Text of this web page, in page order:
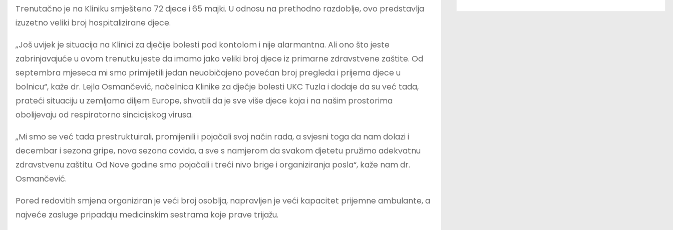
Trenutačno je na Kliniku smješteno 72 djece i 65 majki. U odnosu na prethodno razdoblje, ovo predstavlja
izuzetno veliki broj hospitalizirane djece.
„Još uvijek je situacija na Klinici za dječije bolesti pod kontolom i nije alarmantna. Ali ono što jeste
zabrinjavajuće u ovom trenutku jeste da imamo jako veliki broj djece iz primarne zdravstvene zaštite. Od
septembra mjeseca mi smo primijetili jedan neuobičajeno povećan broj pregleda i prijema djece u
bolnicu“, kaže dr. Lejla Osmančević, načelnica Klinike za dječje bolesti UKC Tuzla i dodaje da su već tada,
prateći situaciju u zemljama diljem Europe, shvatili da je sve više djece koja i na našim prostorima
obolijevaju od respiratorno sincicijskog virusa.
„Mi smo se već tada prestruktuirali, promijenili i pojačali svoj način rada, a svjesni toga da nam dolazi i
decembar i sezona gripe, nova sezona covida, a sve s namjerom da svakom djetetu pružimo adekvatnu
zdravstvenu zaštitu. Od Nove godine smo pojačali i treći nivo brige i organiziranja posla“, kaže nam dr.
Osmančević.
Pored redovitih smjena organiziran je veći broj osoblja, napravljen je veći kapacitet prijemne ambulante, a
najveće zasluge pripadaju medicinskim sestrama koje prave trijažu.